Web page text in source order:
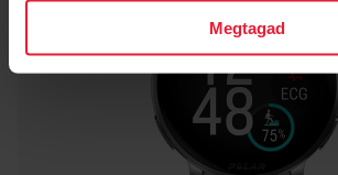
Megtagad